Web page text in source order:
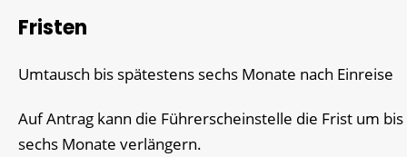
Fristen
Umtausch bis spätestens sechs Monate nach Einreise
Auf Antrag kann die Führerscheinstelle die Frist um bis
sechs Monate verlängern.